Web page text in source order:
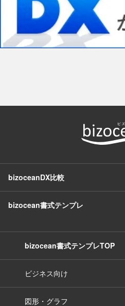
bizoceanDX比較
bizocean書式テンプレ
bizocean書式テンプレTOP
ビジネス向け
図形・グラフ